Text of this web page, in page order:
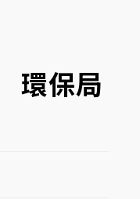
環保局